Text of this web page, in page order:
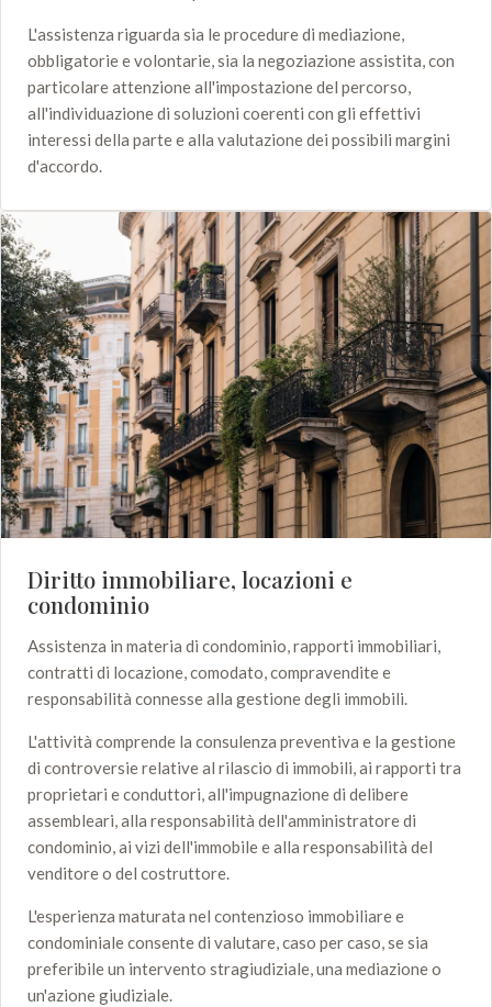
L'assistenza riguarda sia le procedure di mediazione,
obbligatorie e volontarie, sia la negoziazione assistita, con
particolare attenzione all'impostazione del percorso,
all'individuazione di soluzioni coerenti con gli effettivi
interessi della parte e alla valutazione dei possibili margini
d'accordo.
Diritto immobiliare, locazioni e
condominio
Assistenza in materia di condominio, rapporti immobiliari,
contratti di locazione, comodato, compravendite e
responsabilità connesse alla gestione degli immobili.
L'attività comprende la consulenza preventiva e la gestione
di controversie relative al rilascio di immobili, ai rapporti tra
proprietari e conduttori, all'impugnazione di delibere
assembleari, alla responsabilità dell'amministratore di
condominio, ai vizi dell'immobile e alla responsabilità del
venditore o del costruttore.
L'esperienza maturata nel contenzioso immobiliare e
condominiale consente di valutare, caso per caso, se sia
preferibile un intervento stragiudiziale, una mediazione o
un'azione giudiziale.